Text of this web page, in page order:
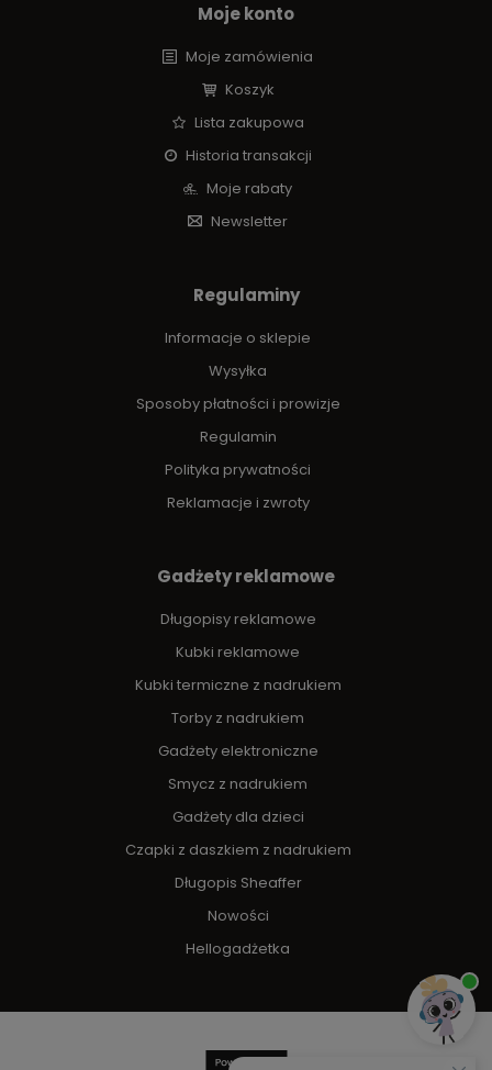
Moje konto
Moje zamówienia
Koszyk
Lista zakupowa
Historia transakcji
Moje rabaty
Newsletter
Regulaminy
Informacje o sklepie
Wysyłka
Sposoby płatności i prowizje
Regulamin
Polityka prywatności
Reklamacje i zwroty
Gadżety reklamowe
Długopisy reklamowe
Kubki reklamowe
Kubki termiczne z nadrukiem
Torby z nadrukiem
Gadżety elektroniczne
Smycz z nadrukiem
Gadżety dla dzieci
Czapki z daszkiem z nadrukiem
Długopis Sheaffer
Nowości
Hellogadżetka